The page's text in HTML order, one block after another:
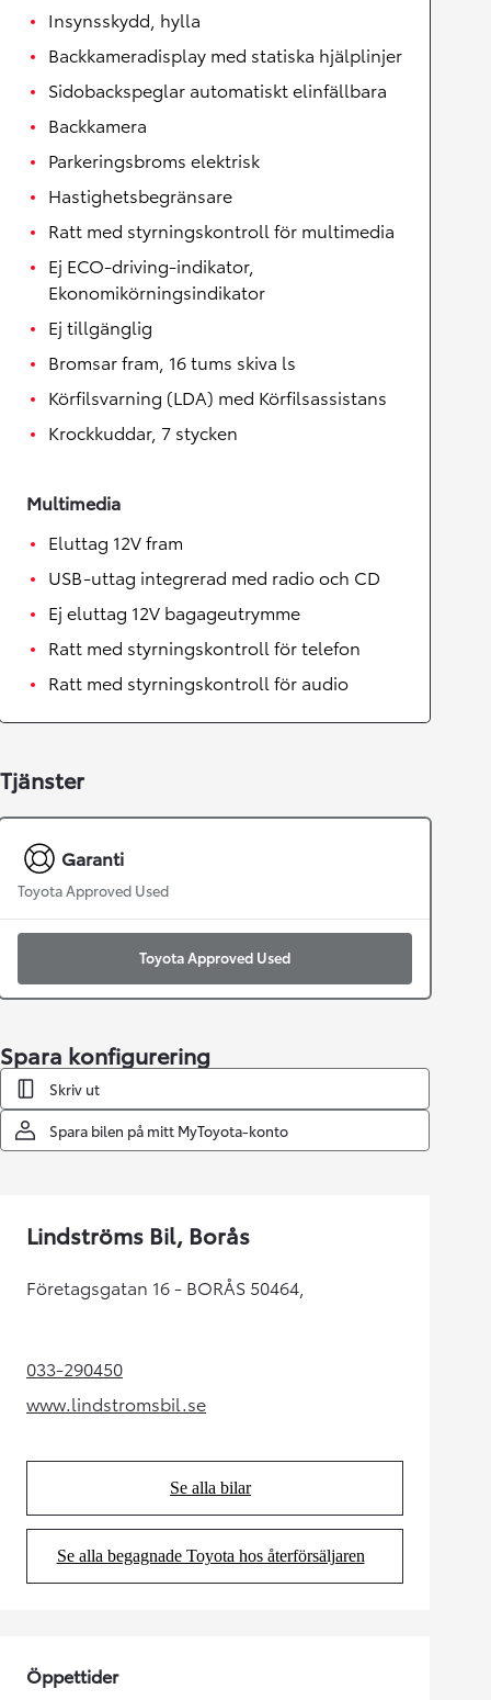
Insynsskydd, hylla
Backkameradisplay med statiska hjälplinjer
Sidobackspeglar automatiskt elinfällbara
Backkamera
Parkeringsbroms elektrisk
Hastighetsbegränsare
Ratt med styrningskontroll för multimedia
Ej ECO-driving-indikator,
Ekonomikörningsindikator
Ej tillgänglig
Bromsar fram, 16 tums skiva ls
Körfilsvarning (LDA) med Körfilsassistans
Krockkuddar, 7 stycken
Multimedia
Eluttag 12V fram
USB-uttag integrerad med radio och CD
Ej eluttag 12V bagageutrymme
Ratt med styrningskontroll för telefon
Ratt med styrningskontroll för audio
Tjänster
Garanti
Toyota Approved Used
Toyota Approved Used
Spara konfigurering
Skriv ut
Spara bilen på mitt MyToyota-konto
Lindströms Bil, Borås
Företagsgatan 16 - BORÅS 50464,
033-290450(Opens in new tab)
www.lindstromsbil.se
(Opens in new tab)
Se alla bilar
(Opens in new tab)
Se alla begagnade Toyota hos återförsäljaren
(Opens in new tab)
Öppettider